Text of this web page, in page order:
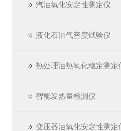
汽油氧化安定性测定仪
液化石油气密度试验仪
热处理油热氧化稳定测定
智能发热量检测仪
变压器油氧化安定性测定